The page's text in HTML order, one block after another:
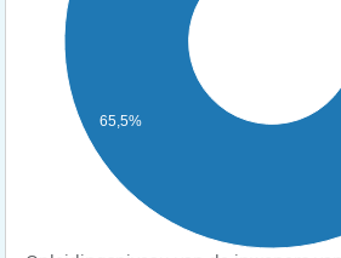
65,5%